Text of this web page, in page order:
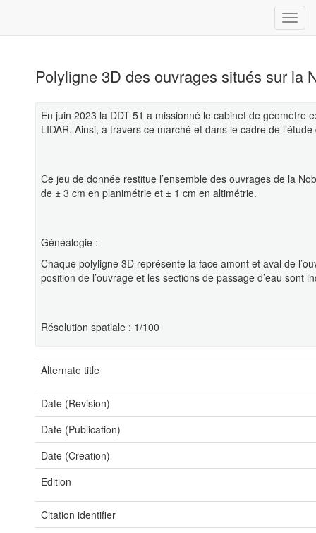
Polyligne 3D des ouvrages situés sur la
En juin 2023 la DDT 51 a missionné le cabinet de géomètre
LIDAR. Ainsi, à travers ce marché et dans le cadre de
Ce jeu de donnée restitue l’ensemble des ouvrages de la
de ± 3 cm en planimétrie et ± 1 cm en altimétrie.
Généalogie :
Chaque polyligne 3D représente la face amont et aval de
position de l’ouvrage et les sections de passage d’eau sont
Résolution spatiale : 1/100
Alternate title
Date (Revision)
Date (Publication)
Date (Creation)
Edition
Citation identifier